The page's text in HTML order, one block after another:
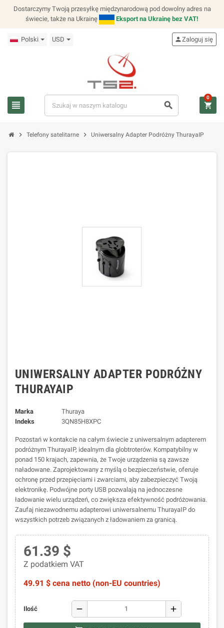
Dostarczymy Twoją przesyłkę międzynarodową pod dowolny adres na
świecie, także na Ukrainę
Eksport na Ukrainę bez VAT!
Polski USD
view_headline search
personZaloguj się
shopping_cart
0
chevron_right Telefony satelitarne chevron_right Uniwersalny Adapter Podróżny ThurayaIP
UNIWERSALNY ADAPTER PODRÓŻNY
THURAYAIP
Marka
Thuraya
Indeks
3QN85H8XPC
Pozostań w kontakcie na całym świecie z uniwersalnym adapterem
podróżnym ThurayaIP, idealnym dla globtroterów. Kompatybilny w
ponad 150 krajach, zapewnia, że Twoje urządzenia są zawsze
naładowane. Zaprojektowany z myślą o bezpieczeństwie, oferuje
ochronę przed przepięciami i zwarciami, aby zabezpieczyć Twoją
elektronikę. Podwójne porty USB pozwalają na jednoczesne
ładowanie wielu urządzeń, co zwiększa efektywność podróżowania.
Zaufaj niezawodnemu adapterowi uniwersalnemu ThurayaIP do
wszystkich potrzeb związanych z ładowaniem za granicą.
61.39 $
Z podatkiem VAT
49.91 $ cena netto (non-EU countries)
Ilość remove add